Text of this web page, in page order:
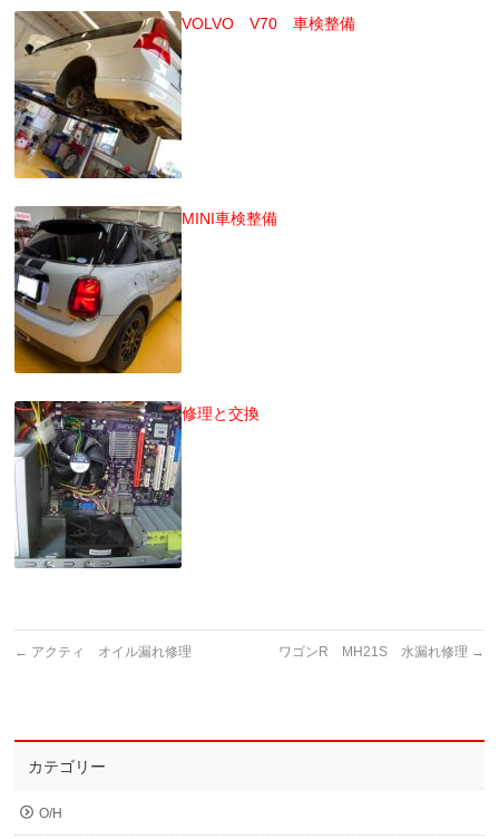
VOLVO V70 車検整備
MINI車検整備
修理と交換
← アクティ オイル漏れ修理 ワゴンR MH21S 水漏れ修理 →
カテゴリー
O/H